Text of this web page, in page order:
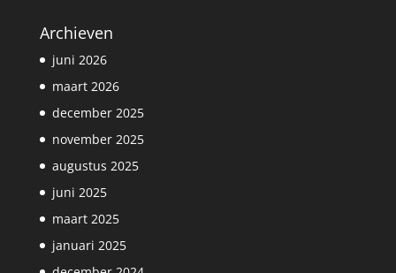
Archieven
juni 2026
maart 2026
december 2025
november 2025
augustus 2025
juni 2025
maart 2025
januari 2025